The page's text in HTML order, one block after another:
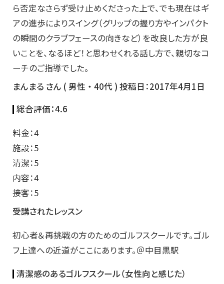
ら否定なさらず受け止めくださった上で、でも現在はギ
アの進歩によりスイング（グリップの握り方やインパクト
の瞬間のクラブフェースの向きなど）を改良した方が良
いことを、なるほど！と思わせくれる話し方で、親切なコ
ーチのご指導でした。
まんまる さん ( 男性 ・ 40代 ) 投稿日：2017年4月1日
総合評価：4.6
料金：4
施設：5
清潔：5
内容：4
接客：5
受講されたレッスン
初心者＆再挑戦の方のためのゴルフスクールです。ゴル
フ上達への近道がここにあります。＠中目黒駅
清潔感のあるゴルフスクール（女性向と感じた）